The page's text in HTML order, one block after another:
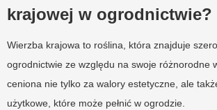
krajowej w ogrodnictwie?
Wierzba krajowa to roślina, która znajduje
ogrodnictwie ze względu na swoje różnorodne
ceniona nie tylko za walory estetyczne, ale
użytkowe, które może pełnić w ogrodzie.